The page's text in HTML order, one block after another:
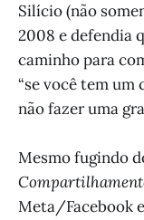
Silício (não
2008 e defendia
caminho para
“se você tem um
não fazer uma
Mesmo fugindo
Meta/Facebook